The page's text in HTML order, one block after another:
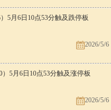
5月6日10点53分触及跌停板
2026/5/6
）5月6日10点53分触及涨停板
2026/5/6